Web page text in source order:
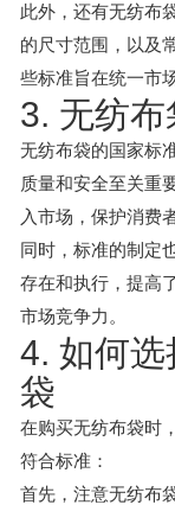
此外，还有无纺布
的尺寸范围，以及
些标准旨在统一市
3. 无纺
无纺布袋的国家标
质量和安全至关重
入市场，保护消费
同时，标准的制定
存在和执行，提高
市场竞争力。
4. 如何
袋
在购买无纺布袋时
符合标准：
首先，注意无纺布